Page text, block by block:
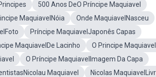
500 Anos DeO Príncipe Maquiavel
MaquiavelNóia
Onde MaquiavelNasceu
Príncipe MaquiavelJaponês Capas
MaquiavelDe Lacinho
O Principe
O Príncipe MaquiavelImagem Da Capa
Maquiavel
Nicolas